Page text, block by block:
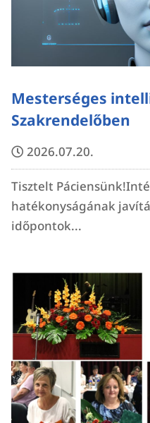
Mesterséges
Szakrendelőben
2026.07.20.
Tisztelt
hatékonyságának
időpontok...